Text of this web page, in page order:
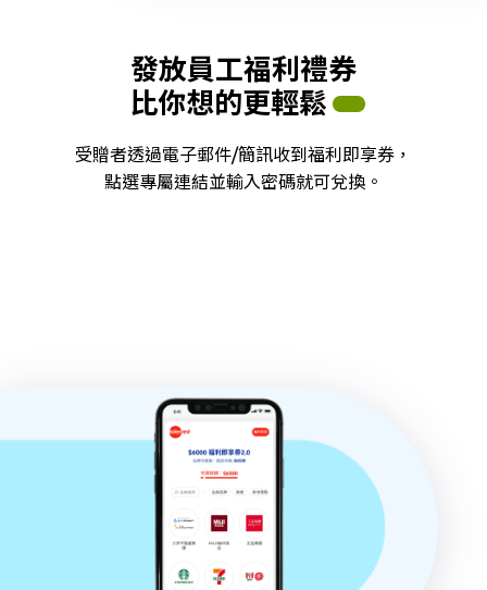
發放員工福利禮券
比你想的更輕鬆
受贈者透過電子郵件/簡訊收到福利即享券，
點選專屬連結並輸入密碼就可兌換。